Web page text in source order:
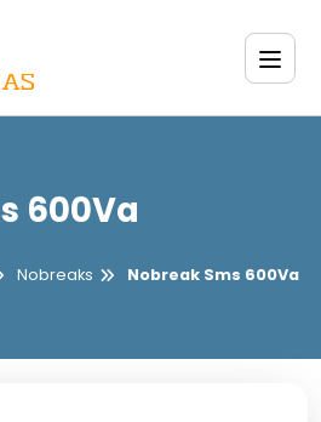
600Va
Nobreaks Nobreak Sms 600Va